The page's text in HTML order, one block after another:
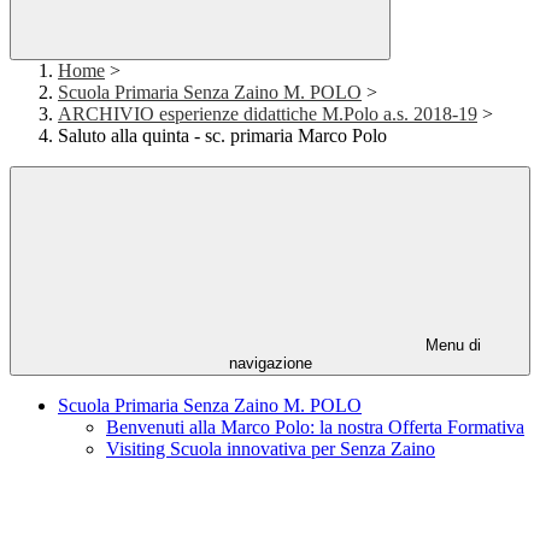
Home >
Scuola Primaria Senza Zaino M. POLO >
ARCHIVIO esperienze didattiche M.Polo a.s. 2018-19 >
Saluto alla quinta - sc. primaria Marco Polo
Menu di
navigazione
Scuola Primaria Senza Zaino M. POLO
Benvenuti alla Marco Polo: la nostra Offerta Formativa
Visiting Scuola innovativa per Senza Zaino